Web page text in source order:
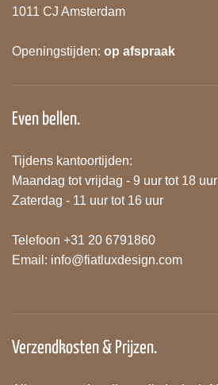
1011 CJ Amsterdam
Openingstijden: op afspraak
Even bellen.
Tijdens kantoortijden:
Maandag tot vrijdag - 9 uur tot 18 uur
Zaterdag - 11 uur tot 16 uur
Telefoon +31 20 6791860
Email: info@fiatluxdesign.com
Verzendkosten & Prijzen.